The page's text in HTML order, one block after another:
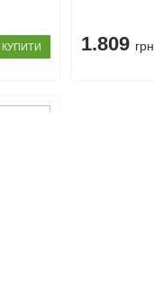
КУПИТИ 1.809 грн